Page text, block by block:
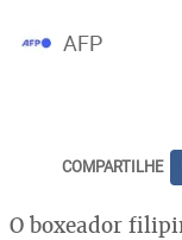
AFP
COMPARTILHE
O boxeador